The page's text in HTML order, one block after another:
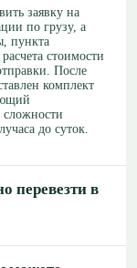
заявку на
по грузу, а
пункта
стоимости
После
комплект
сложности
до суток.
перевезти в